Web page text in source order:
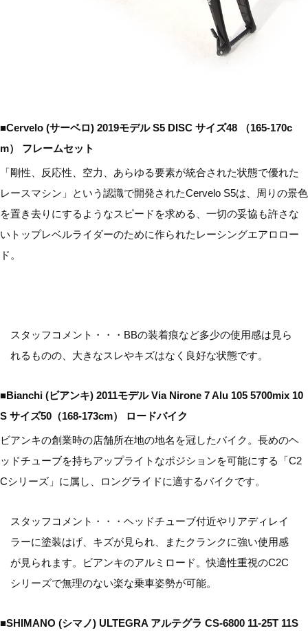
■Cervelo (サーベロ) 2019モデル S5 DISC サイズ48 （165-170c
m） フレームセット
「剛性、反応性、空力、あらゆる要素が統合された状態で優れた
レースマシン」という認識で開発されたCervelo S5は、周りの景色
を置き去りにするようなスピードを求める、一切の妥協も許さな
いトップレベルライダーのために作られたレーシングエアロロー
ド。
スタッフコメント・・・BBの装着痕など多少の使用感は見ら
れるものの、大きなスレやキズはなく良好な状態です。
■Bianchi (ビアンキ) 2011モデル Via Nirone 7 Alu 105 5700mix 10
S サイズ50（168-173cm） ロードバイク
ビアンキの創業時の店舗所在地の地名を冠したバイク。長めのヘ
ッドチューブを持ちアップライトなポジションを可能にする「C2
Cシリーズ」に属し、ロングライドに適するバイクです。
スタッフコメント・・・ヘッドチューブ付近やリアディレイ
ラーに塗装はげ、キズが見られ、またクランクに強い使用感
が見られます。ビアンキのアルミロード。快適性重視のC2C
シリーズで無理のない楽な乗車姿勢が可能。
■SHIMANO (シマノ) ULTEGRA アルテグラ CS-6800 11-25T 11S